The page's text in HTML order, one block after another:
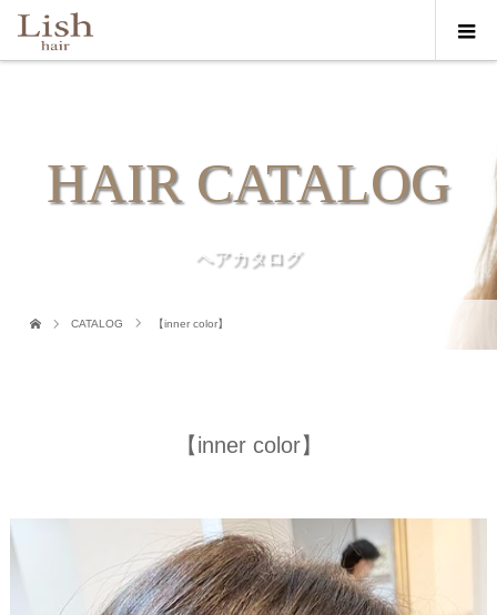
HAIR CATALOG
ヘアカタログ
CATALOG 【inner color】
【inner color】